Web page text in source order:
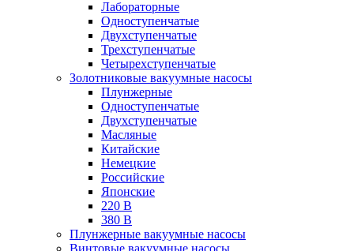
Лабораторные
Одноступенчатые
Двухступенчатые
Трехступенчатые
Четырехступенчатые
Золотниковые вакуумные насосы
Плунжерные
Одноступенчатые
Двухступенчатые
Масляные
Китайские
Немецкие
Российские
Японские
220 В
380 В
Плунжерные вакуумные насосы
Винтовые вакуумные насосы